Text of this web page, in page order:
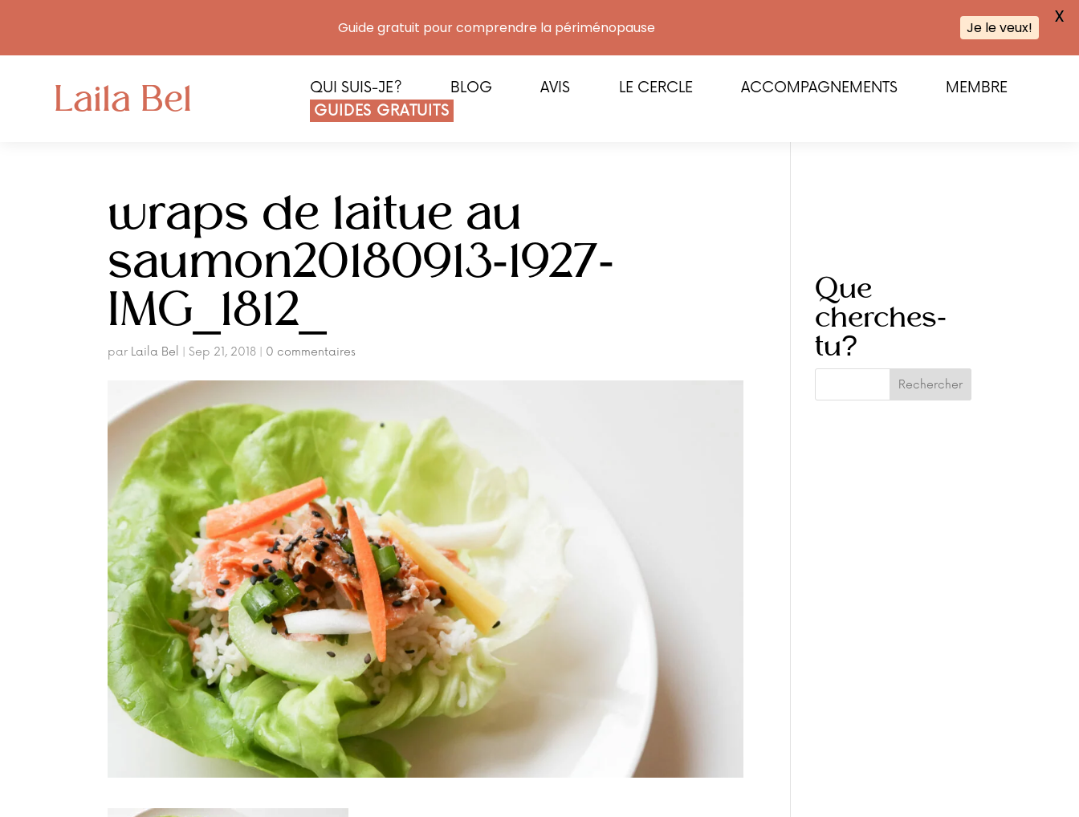
Laila Bel QUI SUIS-JE? BLOG AVIS LE CERCLE ACCOMPAGNEMENTS
MEMBRE
GUIDES GRATUITS
wraps de laitue au
saumon20180913-1927-
IMG_1812_
par Laila Bel Sep 21, 2018 0 commentaires
Que
cherches-
tu?
Guide gratuit pour comprendre la périménopause Je le veux!
X